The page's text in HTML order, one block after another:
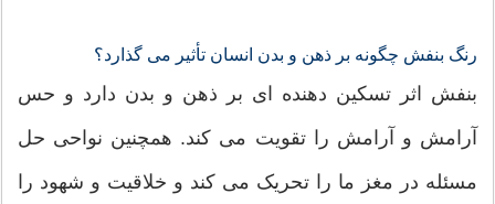
رنگ بنفش چگونه بر ذهن و بدن انسان تأثیر می گذارد؟
بنفش اثر تسکین دهنده ای بر ذهن و بدن دارد و حس
آرامش و آرامش را تقویت می کند. همچنین نواحی حل
مسئله در مغز ما را تحریک می کند و خلاقیت و شهود را